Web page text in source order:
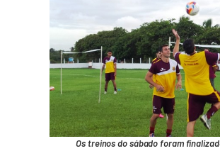
Os treinos do sábado foram